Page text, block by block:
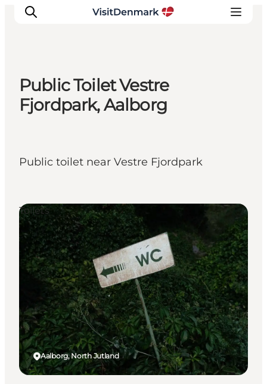
Inspiratie
Bestemmingen
Plan je reis
Public Toilet Vestre
Fjordpark, Aalborg
Public toilet near Vestre Fjordpark
Aalborg, North Jutland
Toilets